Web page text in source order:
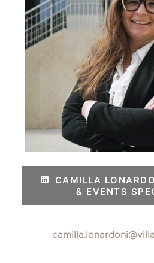
CAMILLA
& EVENTS